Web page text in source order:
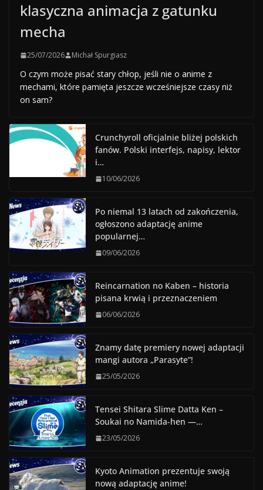
klasyczna animacja z gatunku
mecha
25/07/2026 Michał Spurgiasz
O czym może pisać stary chłop, jeśli nie o anime z
mechami, które pamięta jeszcze wcześniejsze czasy niż
on sam?
Crunchyroll oficjalnie bliżej polskich
fanów. Polski interfejs, napisy, lektor
i…
10/06/2026
Po niemal 13 latach od zakończenia,
ogłoszono adaptację anime
popularnej…
09/06/2026
Reincarnation no Kaben – historia
pisana krwią i przeznaczeniem
06/06/2026
Znamy datę premiery nowej adaptacji
mangi autora „Parasyte”!
25/05/2026
Tensei Shitara Slime Datta Ken –
Soukai no Namida-hen —…
23/05/2026
Kyoto Animation prezentuje swoją
nową adaptację anime!